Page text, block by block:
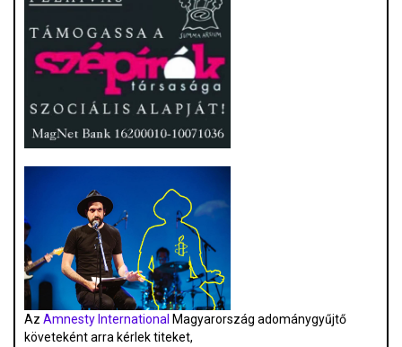
Az Amnesty International Magyarország adománygyűjtő
követeként arra kérlek titeket,